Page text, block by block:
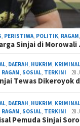
, PERISTIWA, POLITIK, RAGAM,
Sinjai di
, DAERAH, HUKRIM, KRIMINAL
RAGAM, SOSIAL, TERKINI 28
Tewas Dikeroyok
, DAERAH, HUKRIM, KRIMINAL
RAGAM, SOSIAL, TERKINI 28
Pemuda Sinjai